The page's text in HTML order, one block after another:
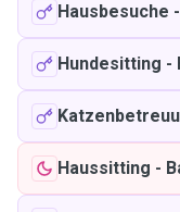
Hausbesuche -
Hundesitting -
Haussitting -